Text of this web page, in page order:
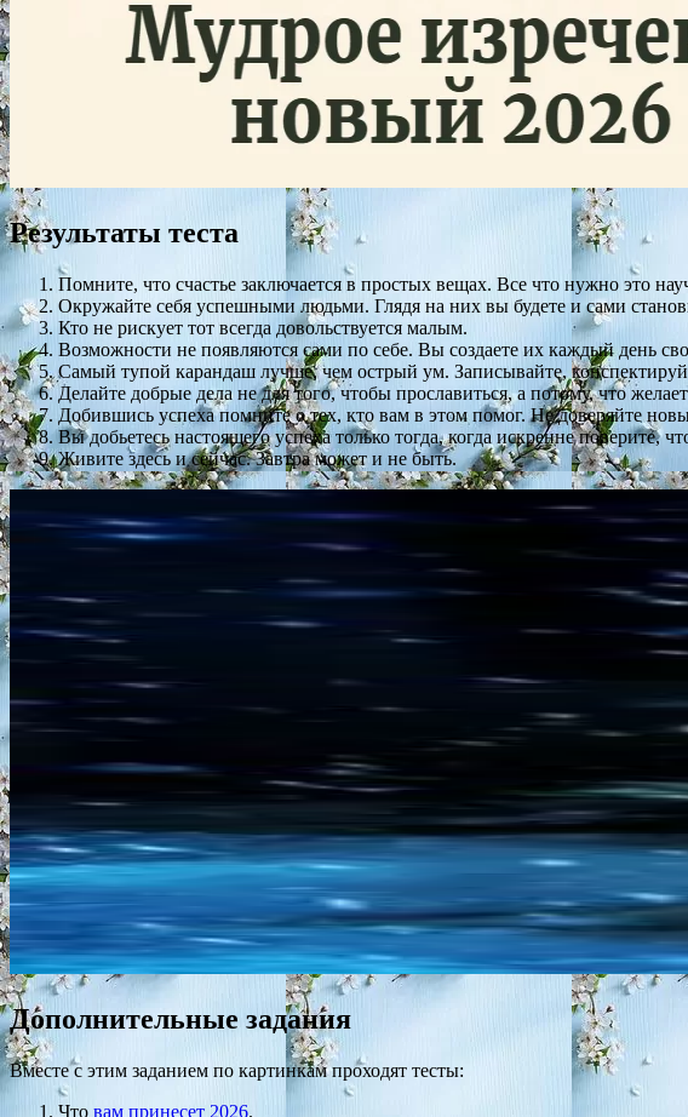
Результаты теста
Помните, что счастье заключается в простых вещах. Все что нужно это
Окружайте себя успешными людьми. Глядя на них вы будете и сами
Кто не рискует тот всегда довольствуется малым.
Возможности не появляются сами по себе. Вы создаете их каждый день
Самый тупой карандаш лучше, чем острый ум. Записывайте,
Делайте добрые дела не для того, чтобы прославиться, а потому, что
Добившись успеха помните о тех, кто вам в этом помог. Не доверяйте
Вы добьетесь настоящего успеха только тогда, когда искренне поверите,
Живите здесь и сейчас. Завтра может и не быть.
Дополнительные задания
Вместе с этим заданием по картинкам проходят тесты:
Что вам принесет 2026.